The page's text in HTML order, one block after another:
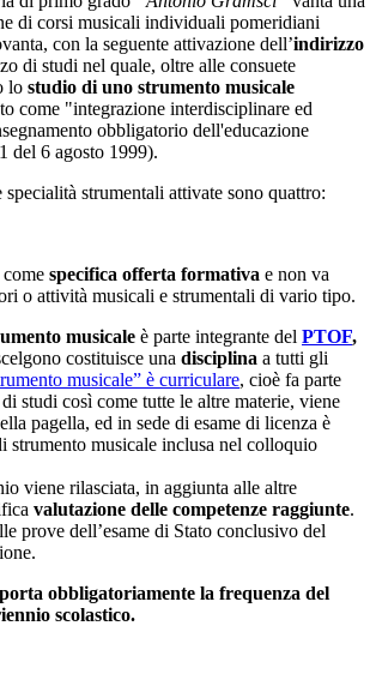
di corsi musicali individuali pomeridiani
con la seguente attivazione dell’indirizzo
di studi nel quale, oltre alle consuete
lo studio di uno strumento musicale
come "integrazione interdisciplinare ed
obbligatorio dell'educazione
del 6 agosto 1999).
strumentali attivate sono quattro:
specifica offerta formativa e non va
o attività musicali e strumentali di vario tipo.
musicale è parte integrante del PTOF,
costituisce una disciplina a tutti gli
musicale” è curriculare, cioè fa parte
studi così come tutte le altre materie, viene
pagella, ed in sede di esame di licenza è
strumento musicale inclusa nel colloquio
viene rilasciata, in aggiunta alle altre
valutazione delle competenze raggiunte.
prove dell’esame di Stato conclusivo del
obbligatoriamente la frequenza del
scolastico.